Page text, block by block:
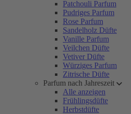
Patchouli Parfum
Pudriges Parfum
Rose Parfum
Sandelholz Düfte
Vanille Parfum
Veilchen Düfte
Vetiver Düfte
Würziges Parfum
Zitrische Düfte
Parfum nach Jahreszeit
Alle anzeigen
Frühlingsdüfte
Herbstdüfte